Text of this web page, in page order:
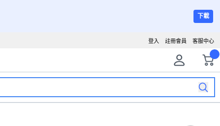
下載
客服中心
註冊會員
登入